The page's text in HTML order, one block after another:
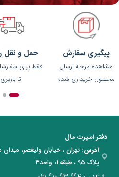
پیگیری سفارش
مشاهده مرحله ارسال
محصول خریداری شده
حمل و نقل
فقط برای
تا باربری
دفتر اسپرت مال
آدرس: تهران ، خیابان ولیعصر، میدان
پلاک 95 ، طبقه 1، واحد3